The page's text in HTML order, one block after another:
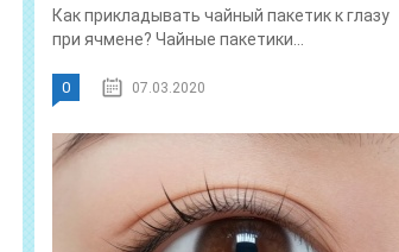
Как прикладывать чайный пакетик к глазу
при ячмене? Чайные пакетики...
0 07.03.2020